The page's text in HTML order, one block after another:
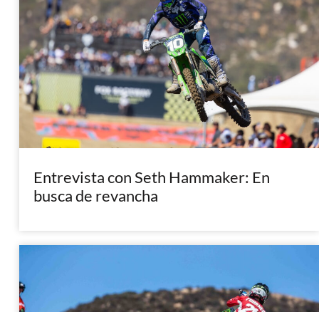
Entrevista con Seth Hammaker: En
busca de revancha